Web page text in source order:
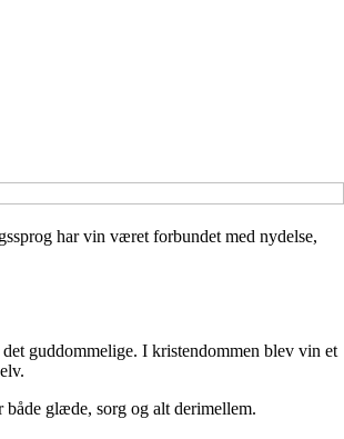
har vin været forbundet med nydelse,
guddommelige. I kristendommen blev vin et
glæde, sorg og alt derimellem.